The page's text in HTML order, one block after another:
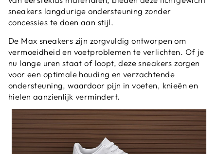
sneakers langdurige ondersteuning zonder
concessies te doen aan stijl.
De Max sneakers zijn zorgvuldig ontworpen om
vermoeidheid en voetproblemen te verlichten. Of je
nu lange uren staat of loopt, deze sneakers zorgen
voor een optimale houding en verzachtende
ondersteuning, waardoor pijn in voeten, knieën en
hielen aanzienlijk vermindert.